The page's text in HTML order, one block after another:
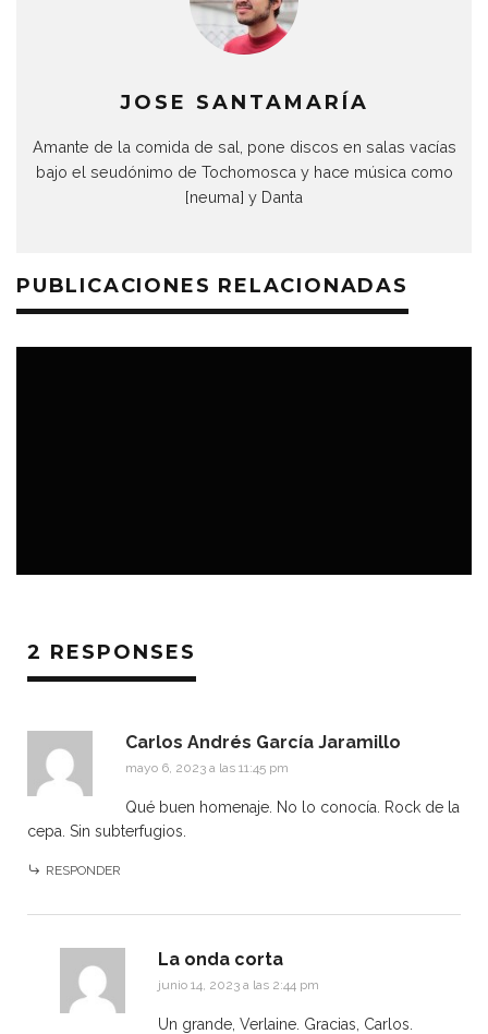
JOSE SANTAMARÍA
Amante de la comida de sal, pone discos en salas vacías
bajo el seudónimo de Tochomosca y hace música como
[neuma] y Danta
PUBLICACIONES RELACIONADAS
2 RESPONSES
Carlos Andrés García Jaramillo
mayo 6, 2023 a las 11:45 pm
Qué buen homenaje. No lo conocía. Rock de la
cepa. Sin subterfugios.
RESPONDER
La onda corta
junio 14, 2023 a las 2:44 pm
Un grande, Verlaine. Gracias, Carlos.